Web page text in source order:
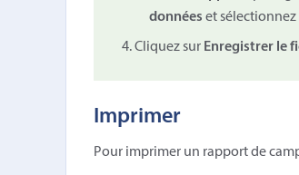
données et
Cliquez sur Enregistrer le
Imprimer
Pour imprimer un rapport de